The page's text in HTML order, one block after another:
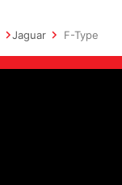
Jaguar F-Type